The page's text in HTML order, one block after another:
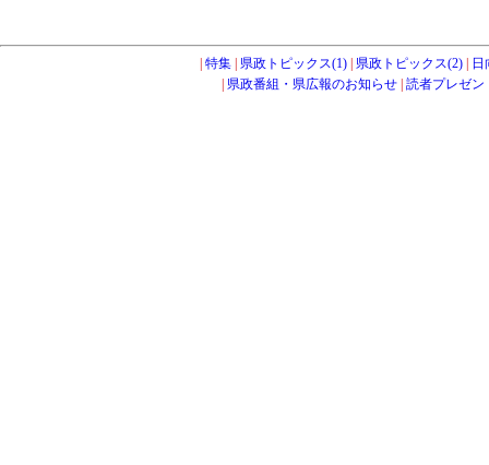
特集 県政トピックス(1) 県政トピックス(2)
日
県政番組・県広報のお知らせ 読者プレゼン